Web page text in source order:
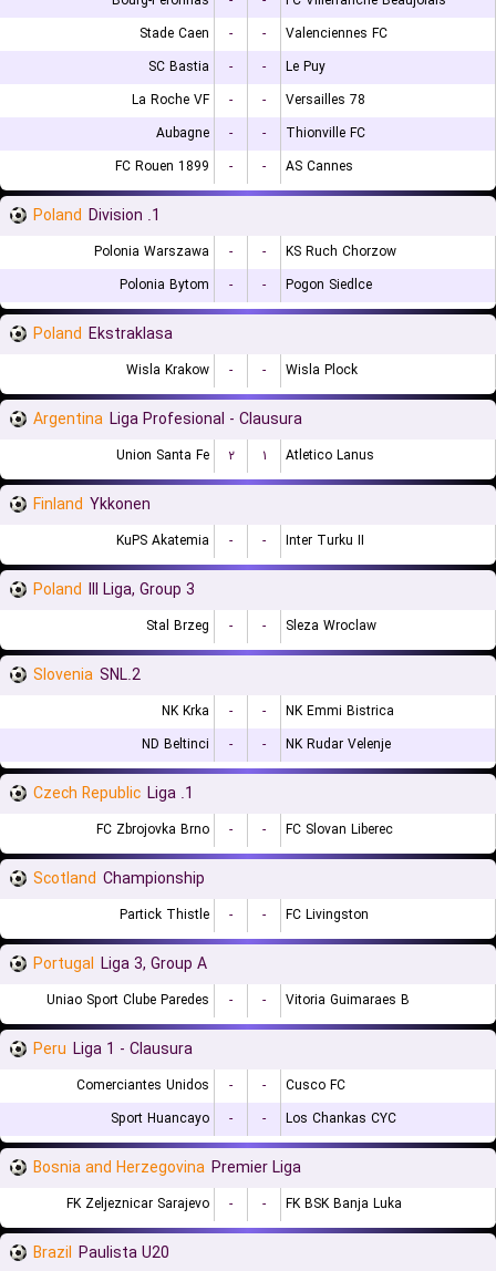
Stade Caen
- -
Valenciennes FC
SC Bastia
- -
Le Puy
La Roche VF
- -
Versailles 78
Aubagne
- -
Thionville FC
FC Rouen 1899
- - AS Cannes
Poland 1. Division
Polonia Warszawa - -
KS Ruch Chorzow
Polonia Bytom
- - Pogon Siedlce
Poland Ekstraklasa
Wisla Krakow - - Wisla Plock
Argentina Liga Profesional - Clausura
Union Santa Fe ۲ ۱ Atletico Lanus
Finland Ykkonen
KuPS Akatemia - - Inter Turku II
Poland III Liga, Group 3
Stal Brzeg - - Sleza Wroclaw
Slovenia 2.SNL
NK Krka - -
NK Emmi Bistrica
ND Beltinci
- - NK Rudar Velenje
Czech Republic 1. Liga
FC Zbrojovka Brno - - FC Slovan Liberec
Scotland Championship
Partick Thistle - - FC Livingston
Portugal Liga 3, Group A
Uniao Sport Clube Paredes - - Vitoria Guimaraes B
Peru Liga 1 - Clausura
Comerciantes Unidos - -
Cusco FC
Sport Huancayo
- - Los Chankas CYC
Bosnia and Herzegovina Premier Liga
FK Zeljeznicar Sarajevo - - FK BSK Banja Luka
Brazil Paulista U20